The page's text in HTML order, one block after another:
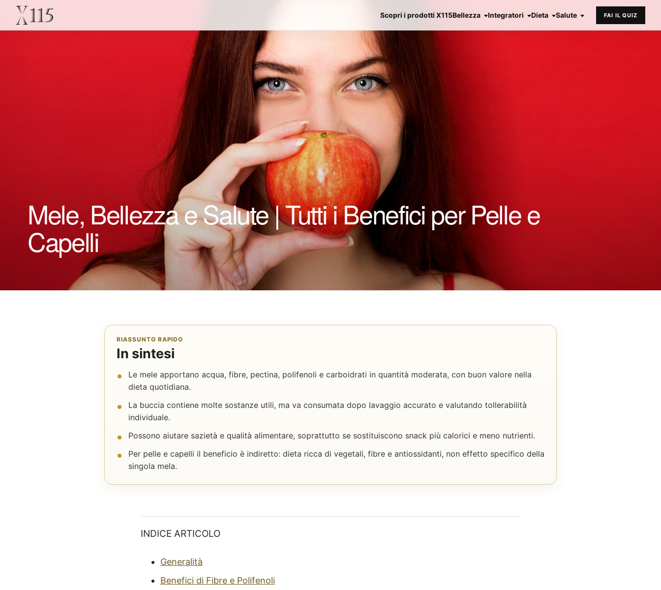
Scopri i prodotti X115Bellezza Integratori Dieta Salute FAI IL QUIZ
Mele, Bellezza e Salute | Tutti i Benefici per Pelle e
Capelli
RIASSUNTO RAPIDO
In sintesi
Le mele apportano acqua, fibre, pectina, polifenoli e carboidrati in quantità moderata, con buon valore nella
dieta quotidiana.
La buccia contiene molte sostanze utili, ma va consumata dopo lavaggio accurato e valutando tollerabilità
individuale.
Possono aiutare sazietà e qualità alimentare, soprattutto se sostituiscono snack più calorici e meno nutrienti.
Per pelle e capelli il beneficio è indiretto: dieta ricca di vegetali, fibre e antiossidanti, non effetto specifico della
singola mela.
INDICE ARTICOLO
Generalità
Benefici di Fibre e Polifenoli